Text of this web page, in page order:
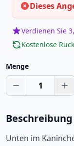
Dieses
Verdienen Sie
Kostenlose
Menge
1
Beschreibung
Unten im